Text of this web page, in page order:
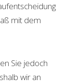
mit dem
Sie jedoch
wir an